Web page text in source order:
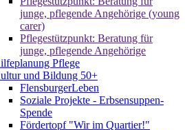
junge, pflegende Angehörige (young
carer)
Pflegestützpunkt: Beratung für
junge, pflegende Angehörige
Pflege
und Bildung 50+
FlensburgerLeben
Soziale Projekte - Erbsensuppen-
Spende
Fördertopf "Wir im Quartier!"